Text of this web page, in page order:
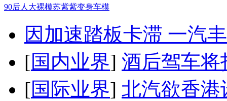
90后人大裸模苏紫紫变身车模
因加速踏板卡滞 一汽
[国内业界] 酒后驾车将
[国际业界] 北汽欲香港